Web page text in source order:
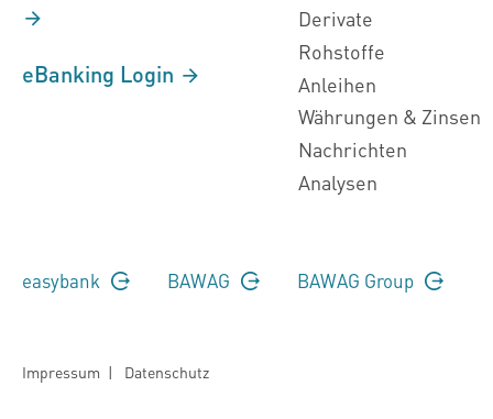
eBanking Login
Derivate
Rohstoffe
Anleihen
Währungen & Zinsen
Nachrichten
Analysen
easybank BAWAG BAWAG Group
Impressum | Datenschutz